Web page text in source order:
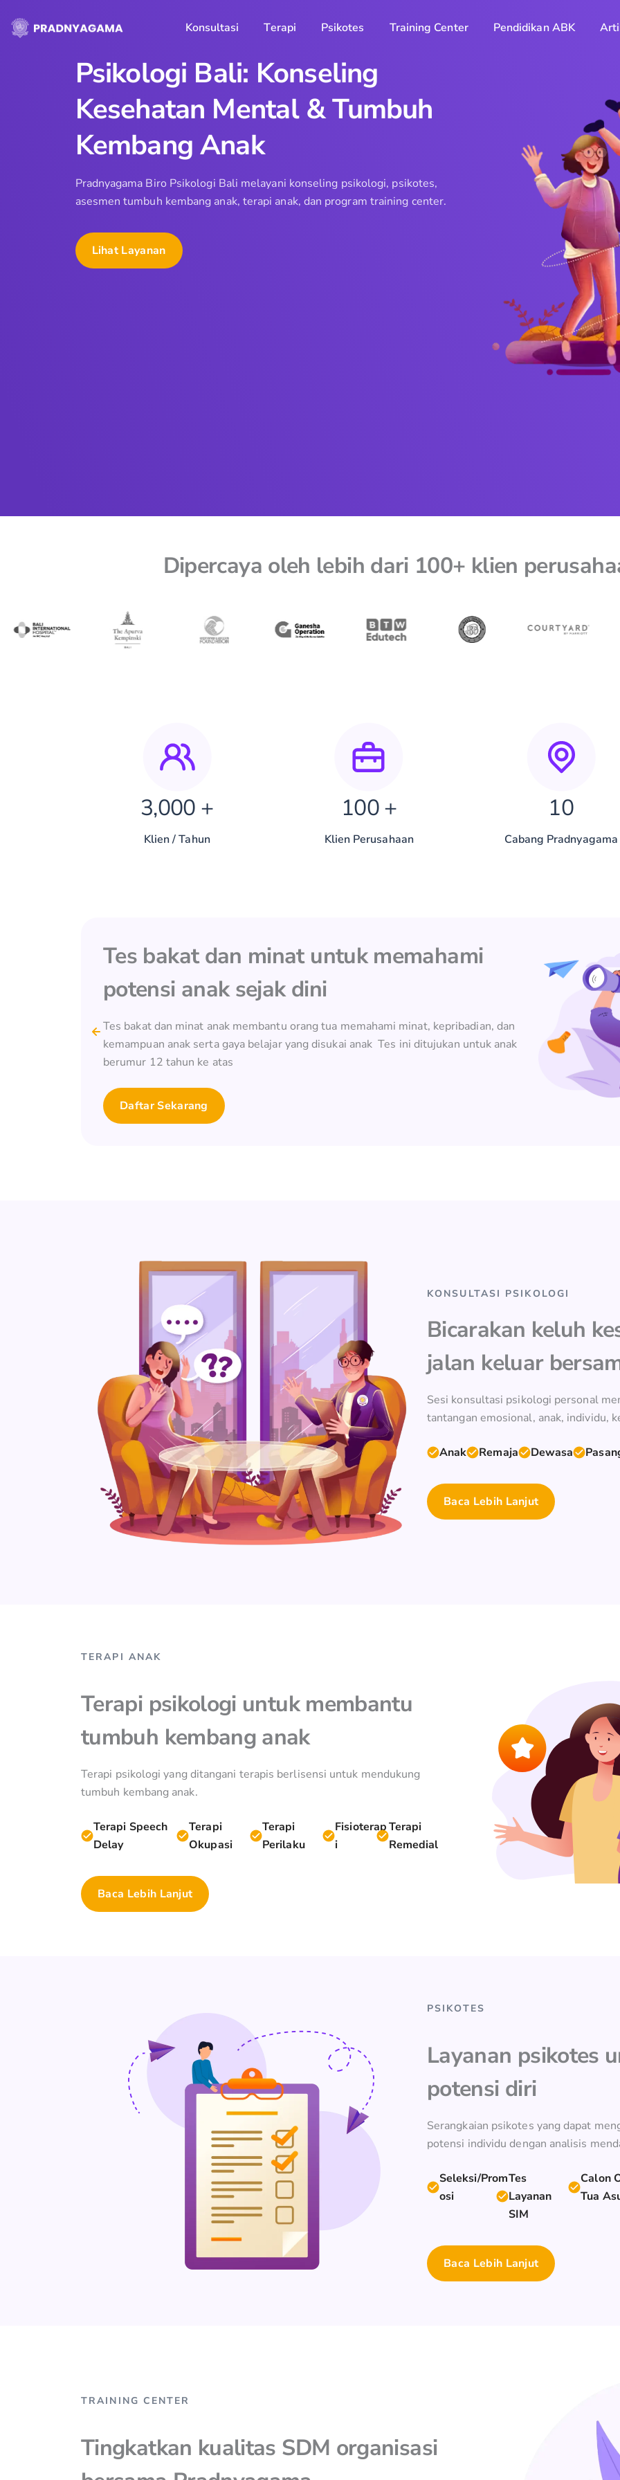
Konsultasi Terapi Psikotes Training Center Pendidikan ABK
Psikologi Bali: Konseling
Kesehatan Mental & Tumbuh
Kembang Anak
Pradnyagama Biro Psikologi Bali melayani konseling psikologi, psikotes,
asesmen tumbuh kembang anak, terapi anak, dan program training center.
Lihat Layanan
Dipercaya oleh lebih dari 100+ klien
3,000 +
Klien / Tahun
100 +
Klien Perusahaan
10
Cabang Pradnyagama
Tes bakat dan minat untuk memahami
potensi anak sejak dini
Tes bakat dan minat anak membantu orang tua memahami minat, kepribadian, dan
kemampuan anak serta gaya belajar yang disukai anak Tes ini ditujukan untuk anak
berumur 12 tahun ke atas
Daftar Sekarang
KONSULTASI PSIKOLOGI
Bicarakan keluh
jalan keluar
Sesi konsultasi psikologi personal
tantangan emosional, anak, individu,
Anak Remaja Dewasa
Baca Lebih Lanjut
TERAPI ANAK
Terapi psikologi untuk membantu
tumbuh kembang anak
Terapi psikologi yang ditangani terapis berlisensi untuk mendukung
tumbuh kembang anak.
Terapi Speech
Delay
Terapi
Okupasi
Terapi
Perilaku
Fisioterap
i
Terapi
Remedial
Baca Lebih Lanjut
PSIKOTES
Layanan psikotes
potensi diri
Serangkaian psikotes yang dapat
potensi individu dengan analisis
Seleksi/Prom
osi
Tes
Layanan
SIM
Calon
Tua
Baca Lebih Lanjut
TRAINING CENTER
Tingkatkan kualitas SDM organisasi